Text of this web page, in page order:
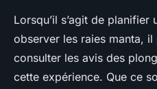
Lorsqu’il s’agit de
observer les raies manta,
consulter les avis des
cette expérience. Que ce